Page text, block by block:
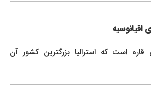
است که استرالیا بزرگترین کشور آن